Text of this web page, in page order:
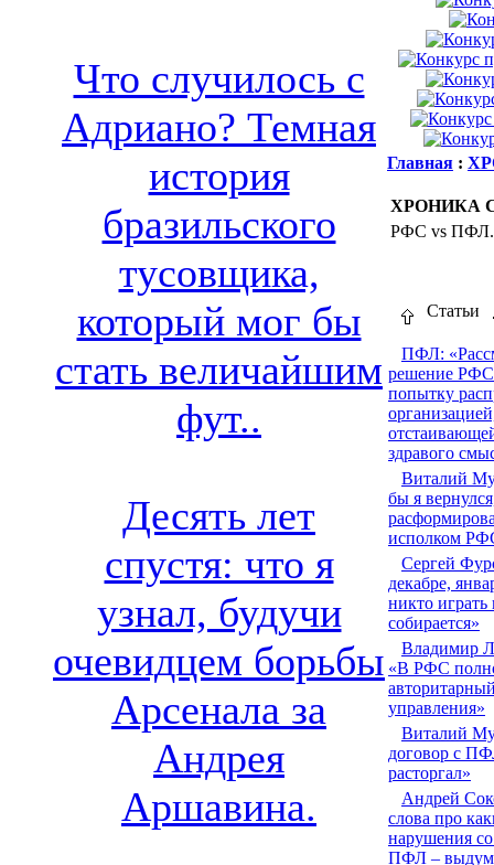
Что случилось с
Адриано? Темная
история
бразильского
тусовщика,
который мог бы
стать величайшим
фут..
Десять лет
спустя: что я
узнал, будучи
очевидцем борьбы
Арсенала за
Андрея
Аршавина.
Главная :
ХРОНИКА
РФС vs ПФЛ.
Статьи
ПФЛ:
решение РФС
попытку
здравого
Виталий
бы я
исполком
Сергей
декабре,
никто играть
собирается»
Владимир
«В РФС
управления»
Виталий
договор с
расторгал»
Андрей
слова про
нарушения
ПФЛ –